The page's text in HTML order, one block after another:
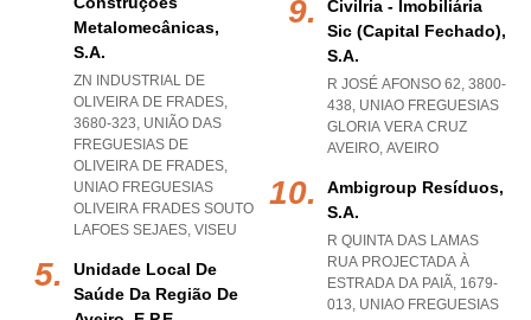
Metalomecânicas,
S.a.
ZN INDUSTRIAL DE
OLIVEIRA DE FRADES,
3680-323, UNIÃO DAS
FREGUESIAS DE
OLIVEIRA DE FRADES,
UNIAO FREGUESIAS
OLIVEIRA FRADES SOUTO
LAFOES SEJAES, VISEU
Unidade Local De
Saúde Da Região De
Civilria - Imobiliária
Sic (capital Fechado),
S.a.
R JOSÉ AFONSO 62, 3800-
438, UNIAO FREGUESIAS
GLORIA VERA CRUZ
AVEIRO, AVEIRO
Ambigroup Resíduos,
S.a.
R QUINTA DAS LAMAS
RUA PROJECTADA À
ESTRADA DA PAIÃ, 1679-
013, UNIAO FREGUESIAS